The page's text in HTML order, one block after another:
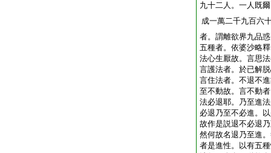
九十二人。一人既
成一萬二千九百六
者。謂離欲界九品
五種者。依婆沙略
法心生厭故。言思
言護法者。於已解
言住法者。不退不
至不動故。言不動
法必退耶。乃至進
必退乃至不必進。
故作是説退不必退
然何故名退乃至進
者是進性。以有五